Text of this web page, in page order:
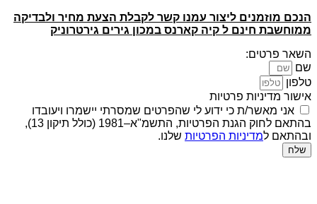
הנכם מוזמנים ליצור עמנו קשר לקבלת הצעת מחיר ולבדיקה
ממוחשבת חינם ל קיה קארנס במכון גירים גירטרוניק
השאר פרטים:
שם
טלפון
אישור מדיניות פרטיות
אני מאשר/ת כי ידוע לי שהפרטים שמסרתי יישמרו ויעובדו
בהתאם לחוק הגנת הפרטיות, התשמ"א–1981 (כולל תיקון 13),
ובהתאם למדיניות הפרטיות שלנו.
שלח